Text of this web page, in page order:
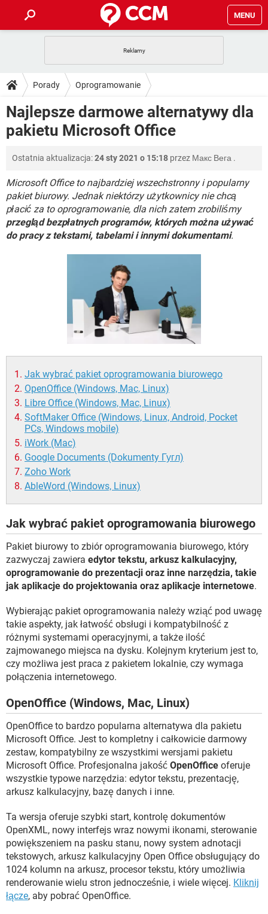
MENU
GRY WHATSAPP
SPOTIFY NETFLIX
INSTAGRAM FACEBOOK
PORADY
PlayStation TIKTOK
GRY WHATSAPP
INSTAGRAM FACEBOOK
WINDOWS 10
DO POBRANIA
ANDROID TIKTOK
INSTAGRAM FACEBOOK
WINDOWS 10
FORUM
COVID-19 TIKTOK
GRY WHATSAPP
SPOTIFY NETFLIX
INSTAGRAM FACEBOOK
WINDOWS 10
COVID-19 TIKTOK
GRY WHATSAPP
SPOTIFY NETFLIX
Porady Oprogramowanie
Oprogramowanie biurowe
Najlepsze darmowe alternatywy dla
pakietu Microsoft Office
Ostatnia aktualizacja:24 sty 2021 o 15:18 przez Макс Вега .
Microsoft Office to najbardziej wszechstronny i popularny
pakiet biurowy. Jednak niektórzy użytkownicy nie chcą
płacić za to oprogramowanie, dla nich zatem zrobiliśmy
przegląd bezpłatnych programów, których można używać
do pracy z tekstami, tabelami i innymi dokumentami.
Jak wybrać pakiet oprogramowania biurowego
OpenOffice (Windows, Mac, Linux)
Libre Office (Windows, Mac, Linux)
SoftMaker Office (Windows, Linux, Android, Pocket
PCs, Windows mobile)
iWork (Mac)
Google Documents (Dokumenty Гугл)
Zoho Work
AbleWord (Windows, Linux)
Jak wybrać pakiet oprogramowania biurowego
Pakiet biurowy to zbiór oprogramowania biurowego, który
zazwyczaj zawiera edytor tekstu, arkusz kalkulacyjny,
oprogramowanie do prezentacji oraz inne narzędzia, takie
jak aplikacje do projektowania oraz aplikacje internetowe.
Wybierając pakiet oprogramowania należy wziąć pod uwagę
takie aspekty, jak łatwość obsługi i kompatybilność z
różnymi systemami operacyjnymi, a także ilość
zajmowanego miejsca na dysku. Kolejnym kryterium jest to,
czy możliwa jest praca z pakietem lokalnie, czy wymaga
połączenia internetowego.
OpenOffice (Windows, Mac, Linux)
OpenOffice to bardzo popularna alternatywa dla pakietu
Microsoft Office. Jest to kompletny i całkowicie darmowy
zestaw, kompatybilny ze wszystkimi wersjami pakietu
Microsoft Office. Profesjonalna jakość OpenOffice oferuje
wszystkie typowe narzędzia: edytor tekstu, prezentację,
arkusz kalkulacyjny, bazę danych i inne.
Ta wersja oferuje szybki start, kontrolę dokumentów
OpenXML, nowy interfejs wraz nowymi ikonami, sterowanie
powiększeniem na pasku stanu, nowy system adnotacji
tekstowych, arkusz kalkulacyjny Open Office obsługujący do
1024 kolumn na arkusz, procesor tekstu, który umożliwia
renderowanie wielu stron jednocześnie, i wiele więcej. Kliknij
łącze, aby pobrać OpenOffice.